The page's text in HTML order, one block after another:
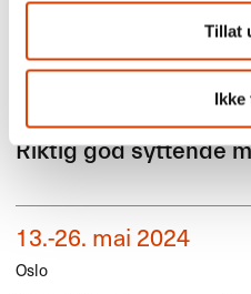
Tillat
Ikke
holder stengt fredag 17.
Vi er tilbake tirsdag 21. mai.
Riktig god syttende
13.-26. mai 2024
Oslo